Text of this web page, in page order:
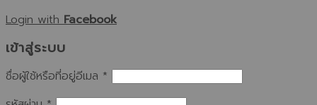
Login withFacebook
เข้าสู่ระบบ
ชื่อผู้ใช้หรือที่อยู่อีเมล *